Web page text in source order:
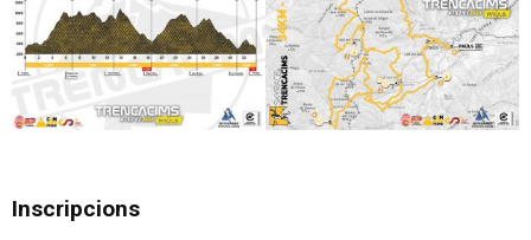
Inscripcions